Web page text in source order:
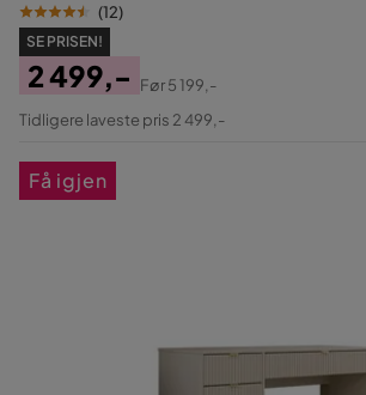
(12)
SE PRISEN!
Pris
2 499,-
Original
Før5 199,-
Tidligere laveste pris 2 499,-
Få igjen